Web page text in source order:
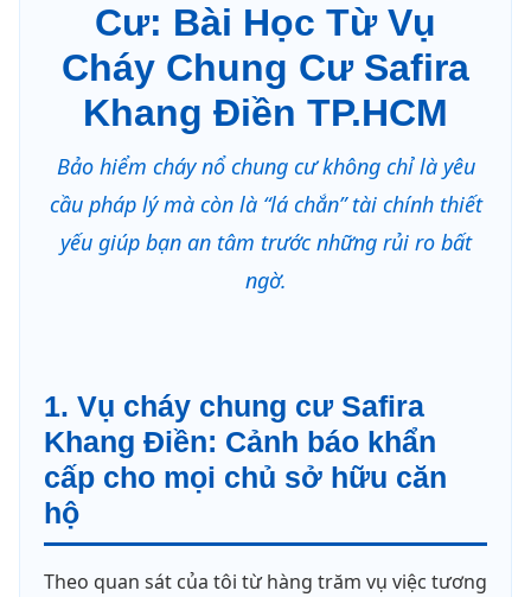
Cư: Bài Học Từ Vụ
Cháy Chung Cư Safira
Khang Điền TP.HCM
Bảo hiểm cháy nổ chung cư không chỉ là yêu
cầu pháp lý mà còn là “lá chắn” tài chính thiết
yếu giúp bạn an tâm trước những rủi ro bất
ngờ.
1. Vụ cháy chung cư Safira
Khang Điền: Cảnh báo khẩn
cấp cho mọi chủ sở hữu căn
hộ
Theo quan sát của tôi từ hàng trăm vụ việc tương